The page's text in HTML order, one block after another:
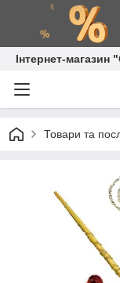
Інтернет-
Товари та